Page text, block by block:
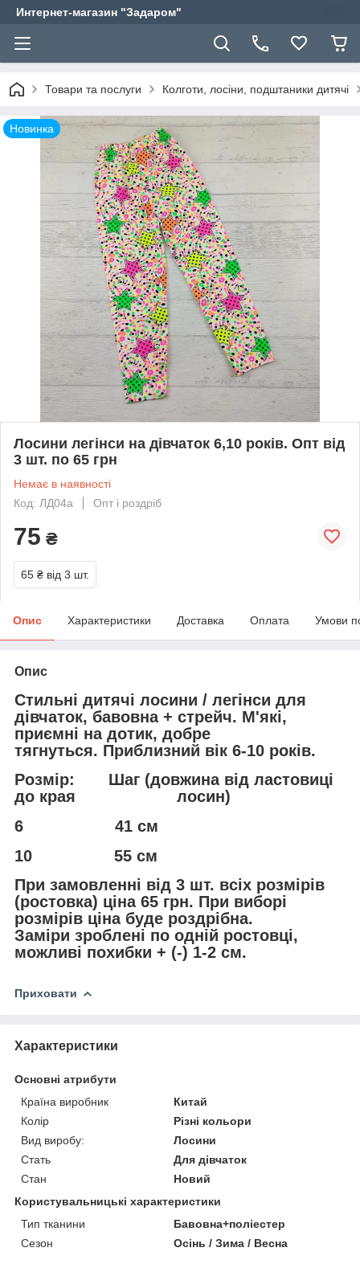
Интернет-магазин "Задаром"
Товари та послуги Колготи, лосіни, подштаники дитячі
Новинка
Лосини легінси на дівчаток 6,10 років. Опт від
3 шт. по 65 грн
Немає в наявності
Код: ЛД04а
Опт і роздріб
75 ₴
65 ₴ від 3 шт.
Опис Характеристики Доставка Оплата Умови
Опис
Стильні дитячі лосини / легінси для
дівчаток, бавовна + стрейч. М'які,
приємні на дотик, добре
тягнуться. Приблизний вік 6-10 років.
Розмір: Шаг (довжина від ластовиці
до края лосин)
6 41 см
10 55 см
При замовленні від 3 шт. всіх розмірів
(ростовка) ціна 65 грн. При виборі
розмірів ціна буде роздрібна.
Заміри зроблені по одній ростовці,
можливі похибки + (-) 1-2 см.
Приховати
Характеристики
Основні атрибути
Країна виробник
Китай
Колір
Різні кольори
Вид виробу:
Лосини
Стать
Для дівчаток
Стан
Новий
Користувальницькі характеристики
Тип тканини
Бавовна+поліестер
Сезон
Осінь / Зима / Весна